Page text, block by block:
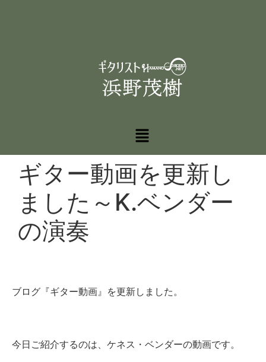
ギター動画を更新し
ました～K.ベンダー
の演奏
ブログ『ギター動画』を更新しました。
今日ご紹介するのは、ケネス・ベンダーの動画です。